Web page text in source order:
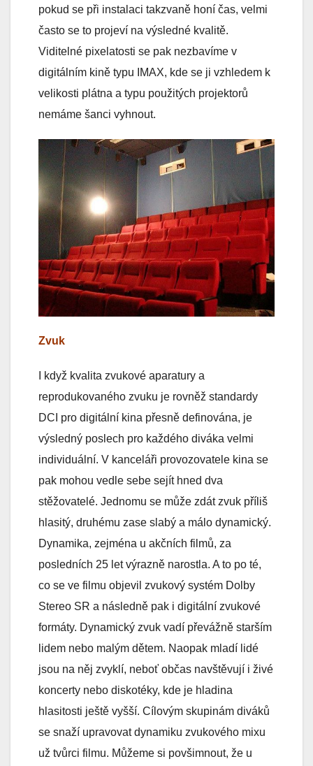
pokud se při instalaci takzvaně honí čas, velmi
často se to projeví na výsledné kvalitě.
Viditelné pixelatosti se pak nezbavíme v
digitálním kině typu IMAX, kde se ji vzhledem k
velikosti plátna a typu použitých projektorů
nemáme šanci vyhnout.
Zvuk
I když kvalita zvukové aparatury a
reprodukovaného zvuku je rovněž standardy
DCI pro digitální kina přesně definována, je
výsledný poslech pro každého diváka velmi
individuální. V kanceláři provozovatele kina se
pak mohou vedle sebe sejít hned dva
stěžovatelé. Jednomu se může zdát zvuk příliš
hlasitý, druhému zase slabý a málo dynamický.
Dynamika, zejména u akčních filmů, za
posledních 25 let výrazně narostla. A to po té,
co se ve filmu objevil zvukový systém Dolby
Stereo SR a následně pak i digitální zvukové
formáty. Dynamický zvuk vadí převážně starším
lidem nebo malým dětem. Naopak mladí lidé
jsou na něj zvyklí, neboť občas navštěvují i živé
koncerty nebo diskotéky, kde je hladina
hlasitosti ještě vyšší. Cílovým skupinám diváků
se snaží upravovat dynamiku zvukového mixu
už tvůrci filmu. Můžeme si povšimnout, že u